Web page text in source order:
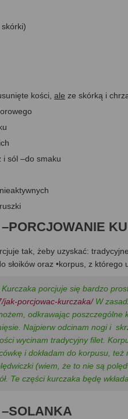
kości, ale ze skórką i
i sól –do smaku
tak, żeby uzyskać:
słoików oraz •korpus, z którego
porcjuje się bardzo
jak-porcjowac-kurczaka/W
odkrawając poszczególne
Najpierw odcinam nogi i
wycinam tradycyjny filet.
i dokładam do korpusu,
(wiem, że to nie są
Te części kurczaka będę